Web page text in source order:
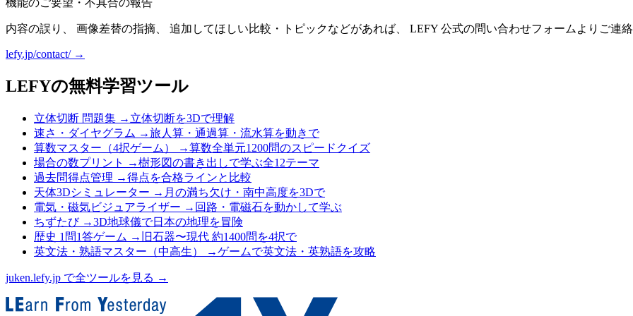
機能のご要望・不具合の報告
内容の誤り、 画像差替の指摘、 追加してほしい比較・トピックなどがあれば、 LEFY 公式の問い合わせフォームよりご連絡
lefy.jp/contact/ →
LEFYの無料学習ツール
立体切断 問題集 → 立体切断を3Dで理解
速さ・ダイヤグラム →旅人算・通過算・流水算を動きで
算数マスター（4択ゲーム）
→算数全単元1200問のスピードクイズ
場合の数プリント
→樹形図の書き出しで学ぶ全12テーマ
過去問得点管理 →得点を合格ラインと比較
天体3Dシミュレーター → 月の満ち欠け・南中高度を3Dで
電気・磁気ビジュアライザー → 回路・電磁石を動かして学ぶ
ちずたび→3D地球儀で日本の地理を冒険
歴史 1問1答ゲーム → 旧石器〜現代 約1400問を4択で
英文法・熟語マスター（中高生）
→ゲームで英文法・英熟語を攻略
juken.lefy.jp で全ツールを見る →